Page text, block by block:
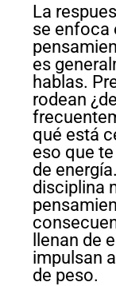
La
se enfoca
es
hablas.
rodean
qué está
eso que
de
disciplina
llenan de
impulsan
de peso.